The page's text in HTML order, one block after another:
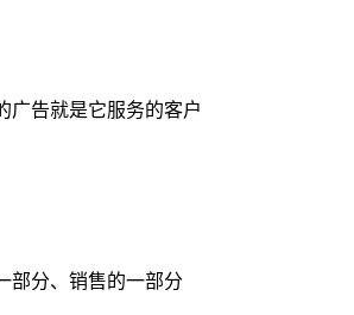
广告就是它服务的客户
部分、销售的一部分